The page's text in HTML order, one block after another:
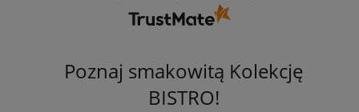
Poznaj smakowitą Kolekcję
BISTRO!